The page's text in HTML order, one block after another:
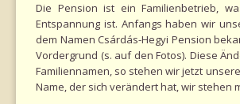
Die Pension ist ein Familienbetrieb,
Entspannung ist. Anfangs haben wir
dem Namen Csárdás-Hegyi Pension
Vordergrund (s. auf den Fotos). Diese
Familiennamen, so stehen wir jetzt
Name, der sich verändert hat, wir stehen